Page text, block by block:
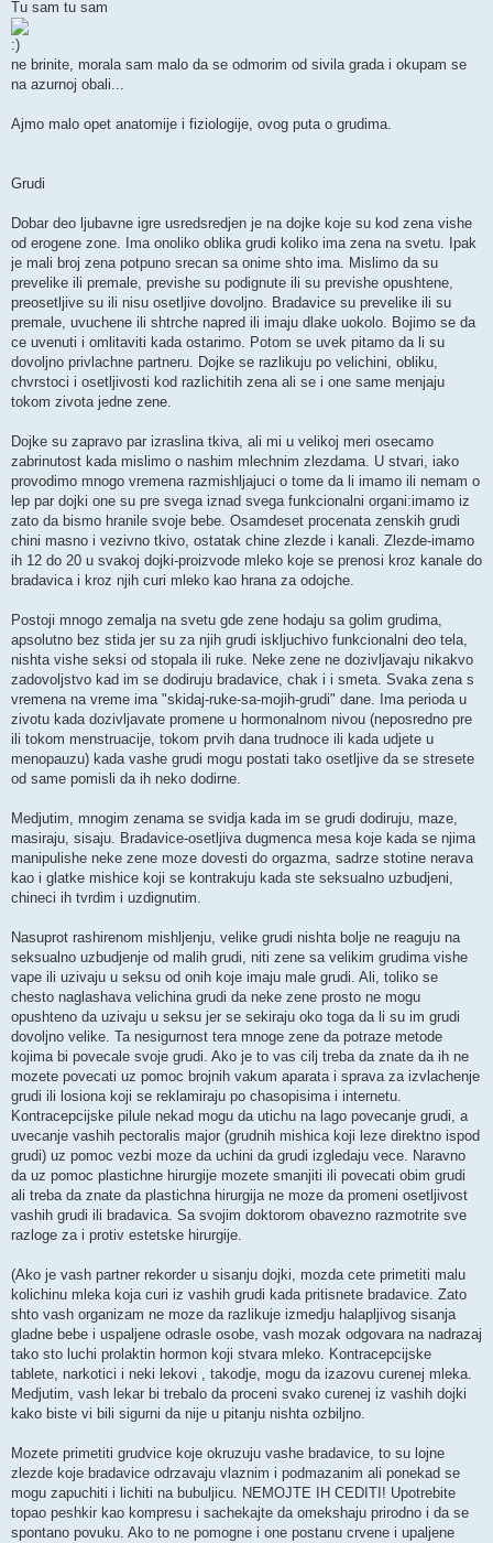
Tu sam tu sam
ne brinite, morala sam malo da se odmorim od sivila grada i okupam se
na azurnoj obali...
Ajmo malo opet anatomije i fiziologije, ovog puta o grudima.
Grudi
Dobar deo ljubavne igre usredsredjen je na dojke koje su kod zena vishe
od erogene zone. Ima onoliko oblika grudi koliko ima zena na svetu. Ipak
je mali broj zena potpuno srecan sa onime shto ima. Mislimo da su
prevelike ili premale, previshe su podignute ili su previshe opushtene,
preosetljive su ili nisu osetljive dovoljno. Bradavice su prevelike ili su
premale, uvuchene ili shtrche napred ili imaju dlake uokolo. Bojimo se da
ce uvenuti i omlitaviti kada ostarimo. Potom se uvek pitamo da li su
dovoljno privlachne partneru. Dojke se razlikuju po velichini, obliku,
chvrstoci i osetljivosti kod razlichitih zena ali se i one same menjaju
tokom zivota jedne zene.
Dojke su zapravo par izraslina tkiva, ali mi u velikoj meri osecamo
zabrinutost kada mislimo o nashim mlechnim zlezdama. U stvari, iako
provodimo mnogo vremena razmishljajuci o tome da li imamo ili nemam o
lep par dojki one su pre svega iznad svega funkcionalni organi:imamo iz
zato da bismo hranile svoje bebe. Osamdeset procenata zenskih grudi
chini masno i vezivno tkivo, ostatak chine zlezde i kanali. Zlezde-imamo
ih 12 do 20 u svakoj dojki-proizvode mleko koje se prenosi kroz kanale do
bradavica i kroz njih curi mleko kao hrana za odojche.
Postoji mnogo zemalja na svetu gde zene hodaju sa golim grudima,
apsolutno bez stida jer su za njih grudi iskljuchivo funkcionalni deo tela,
nishta vishe seksi od stopala ili ruke. Neke zene ne dozivljavaju nikakvo
zadovoljstvo kad im se dodiruju bradavice, chak i i smeta. Svaka zena s
vremena na vreme ima "skidaj-ruke-sa-mojih-grudi" dane. Ima perioda u
zivotu kada dozivljavate promene u hormonalnom nivou (neposredno pre
ili tokom menstruacije, tokom prvih dana trudnoce ili kada udjete u
menopauzu) kada vashe grudi mogu postati tako osetljive da se stresete
od same pomisli da ih neko dodirne.
Medjutim, mnogim zenama se svidja kada im se grudi dodiruju, maze,
masiraju, sisaju. Bradavice-osetljiva dugmenca mesa koje kada se njima
manipulishe neke zene moze dovesti do orgazma, sadrze stotine nerava
kao i glatke mishice koji se kontrakuju kada ste seksualno uzbudjeni,
chineci ih tvrdim i uzdignutim.
Nasuprot rashirenom mishljenju, velike grudi nishta bolje ne reaguju na
seksualno uzbudjenje od malih grudi, niti zene sa velikim grudima vishe
vape ili uzivaju u seksu od onih koje imaju male grudi. Ali, toliko se
chesto naglashava velichina grudi da neke zene prosto ne mogu
opushteno da uzivaju u seksu jer se sekiraju oko toga da li su im grudi
dovoljno velike. Ta nesigurnost tera mnoge zene da potraze metode
kojima bi povecale svoje grudi. Ako je to vas cilj treba da znate da ih ne
mozete povecati uz pomoc brojnih vakum aparata i sprava za izvlachenje
grudi ili losiona koji se reklamiraju po chasopisima i internetu.
Kontracepcijske pilule nekad mogu da utichu na lago povecanje grudi, a
uvecanje vashih pectoralis major (grudnih mishica koji leze direktno ispod
grudi) uz pomoc vezbi moze da uchini da grudi izgledaju vece. Naravno
da uz pomoc plastichne hirurgije mozete smanjiti ili povecati obim grudi
ali treba da znate da plastichna hirurgija ne moze da promeni osetljivost
vashih grudi ili bradavica. Sa svojim doktorom obavezno razmotrite sve
razloge za i protiv estetske hirurgije.
(Ako je vash partner rekorder u sisanju dojki, mozda cete primetiti malu
kolichinu mleka koja curi iz vashih grudi kada pritisnete bradavice. Zato
shto vash organizam ne moze da razlikuje izmedju halapljivog sisanja
gladne bebe i uspaljene odrasle osobe, vash mozak odgovara na nadrazaj
tako sto luchi prolaktin hormon koji stvara mleko. Kontracepcijske
tablete, narkotici i neki lekovi , takodje, mogu da izazovu curenej mleka.
Medjutim, vash lekar bi trebalo da proceni svako curenej iz vashih dojki
kako biste vi bili sigurni da nije u pitanju nishta ozbiljno.
Mozete primetiti grudvice koje okruzuju vashe bradavice, to su lojne
zlezde koje bradavice odrzavaju vlaznim i podmazanim ali ponekad se
mogu zapuchiti i lichiti na bubuljicu. NEMOJTE IH CEDITI! Upotrebite
topao peshkir kao kompresu i sachekajte da omekshaju prirodno i da se
spontano povuku. Ako to ne pomogne i one postanu crvene i upaljene